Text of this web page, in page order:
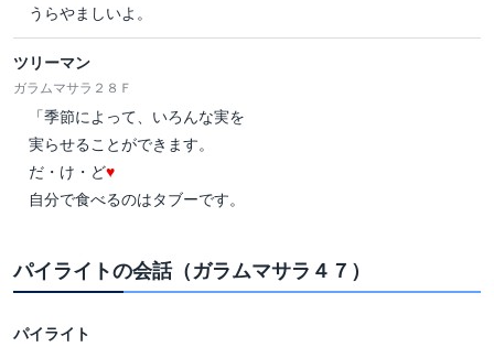
うらやましいよ。
ツリーマン
ガラムマサラ２８Ｆ
「季節によって、いろんな実を
実らせることができます。
だ・け・ど♥
自分で食べるのはタブーです。
パイライトの会話（ガラムマサラ４７）
パイライト